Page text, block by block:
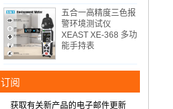
五合一高精度三色报
警环境测试仪
XEAST XE-368 多功
能手持表
订阅
获取有关新产品的电子邮件更新